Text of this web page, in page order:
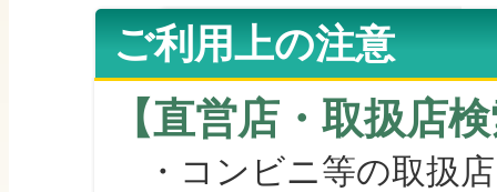
ご利用上の注意
【直営店・取扱店
・コンビニ等の取扱